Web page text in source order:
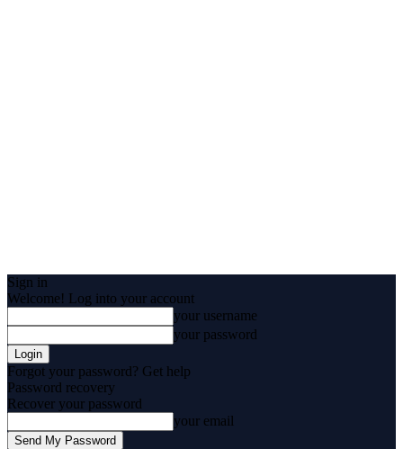
Sign in
Welcome! Log into your account
your username
your password
Forgot your password? Get help
Password recovery
Recover your password
your email